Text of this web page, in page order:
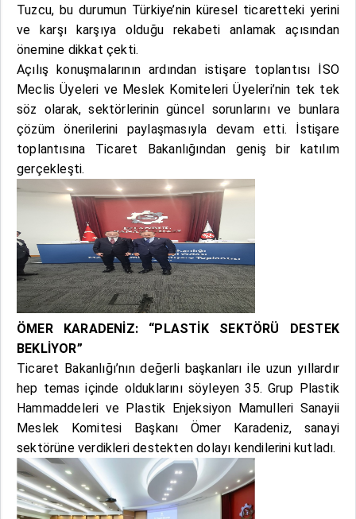
Tuzcu, bu durumun Türkiye’nin küresel ticaretteki yerini
ve karşı karşıya olduğu rekabeti anlamak açısından
önemine dikkat çekti.
Açılış konuşmalarının ardından istişare toplantısı İSO
Meclis Üyeleri ve Meslek Komiteleri Üyeleri’nin tek tek
söz olarak, sektörlerinin güncel sorunlarını ve bunlara
çözüm önerilerini paylaşmasıyla devam etti. İstişare
toplantısına Ticaret Bakanlığından geniş bir katılım
gerçekleşti.
ÖMER KARADENİZ: “PLASTİK SEKTÖRÜ DESTEK
BEKLİYOR”
Ticaret Bakanlığı’nın değerli başkanları ile uzun yıllardır
hep temas içinde olduklarını söyleyen 35. Grup Plastik
Hammaddeleri ve Plastik Enjeksiyon Mamulleri Sanayii
Meslek Komitesi Başkanı Ömer Karadeniz, sanayi
sektörüne verdikleri destekten dolayı kendilerini kutladı.